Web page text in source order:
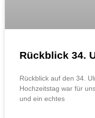
Rückblick 34.
Rückblick auf den 34.
Hochzeitstag war für
und ein echtes